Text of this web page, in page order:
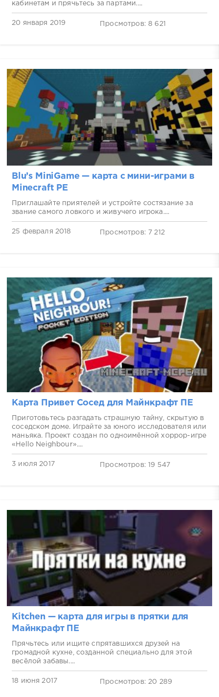
кабинетам и прячьтесь за партами....
20 января 2019 Просмотров: 8 621
Blu’s MiniGame — карта с мини-играми в
Minecraft PE
Приглашайте приятелей и устройте состязание за
звание самого ловкого и живучего игрока....
25 февраля 2018 Просмотров: 7 212
Карта Привет Сосед для Майнкрафт ПЕ
Приготовьтесь разгадать страшную тайну, скрытую в
соседском доме. Играйте за юного исследователя или
маньяка. Проект создан по одноимённой хоррор-игре
«Hello Neighbour»....
3 июля 2017 Просмотров: 19 547
Kitchen — карта для игры в прятки для
Майнкрафт ПЕ
Прячьтесь или ищите спрятавшихся друзей на
громадной кухне, созданной специально для этой
весёлой забавы....
18 июня 2017 Просмотров: 20 289